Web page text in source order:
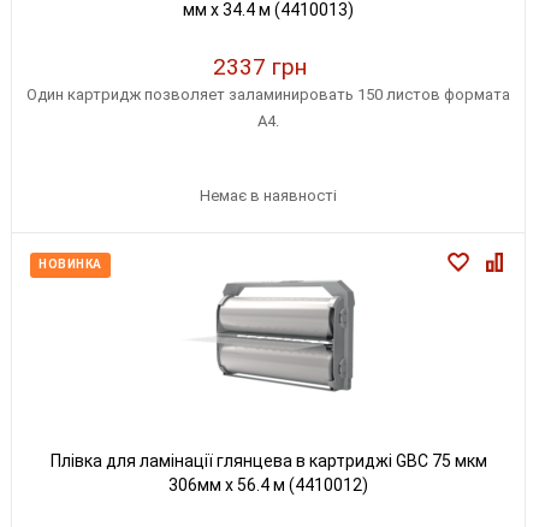
мм х 34.4 м (4410013)
2337 грн
Один картридж позволяет заламинировать 150 листов формата
A4.
Немає в наявності
НОВИНКА
Плівка для ламінації глянцева в картриджі GBC 75 мкм
306мм х 56.4 м (4410012)